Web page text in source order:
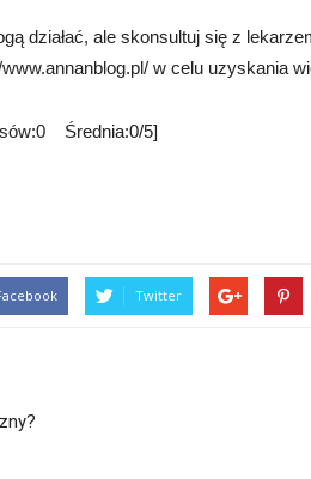
działać, ale skonsultuj się z
w celu uzyskania
Średnia:0/5]
Twitter